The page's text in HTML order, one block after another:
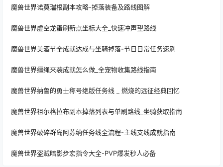
魔兽世界诺莫瑞根副本攻略-掉落装备及路线图解
魔兽世界虚空龙蛋刷新点坐标大全_快速冲声望路线
魔兽世界美酒节全成就达成与坐骑掉落-节日日常任务速刷
魔兽世界缰绳来袭成就怎么做_全宠物收集路线指南
魔兽世界纳鲁的勇士称号绝版任务线 _ 燃烧的远征经典回忆
魔兽世界祖尔格拉布副本掉落列表与单刷路线_坐骑获取指南
魔兽世界破碎群岛阿苏纳任务线全流程-主线支线成就指南
魔兽世界盗贼暗影步宏指令大全-PVP爆发秒人必备